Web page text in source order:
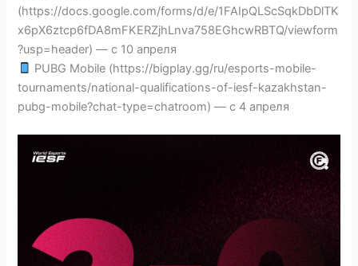
(https://docs.google.com/forms/d/e/1FAIpQLScSqkDbDlTK
x6pX6ztcp6fDA8mFKERZjhLnva758EGhcwRBTQ/viewform
?usp=header) — с 10 апреля
PUBG Mobile (https://bigplay.gg/ru/esports-mobile-
tournaments/national-qualifications-of-iesf-kazakhstan-
pubg-mobile?chat-type=chatroom) — с 4 апреля